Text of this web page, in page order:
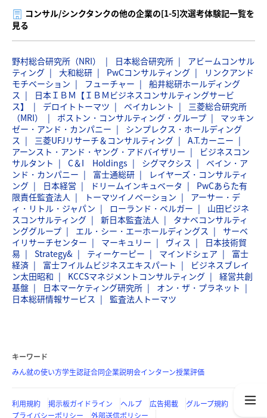
コンサル/シンクタンクの他の企業の[1-5]次選考体験記一覧を
見る
野村総合研究所（NRI） 日本総合研究所
アビームコンサル
ティング
大和総研 PwCコンサルティング
リンクアンド
モチベーション
フューチャー
船井総研ホールディング
ス
日本ＩＢＭ【ＩＢＭビジネスコンサルティングサービ
ス】
デロイトトーマツ ベイカレント
三菱総合研究所
（MRI）
ボストン・コンサルティング・グループ
マッキン
ゼー・アンド・カンパニー
シンプレクス・ホールディング
ス
三菱UFJリサーチ＆コンサルティング
A.T.カーニー
アーンスト・アンド・ヤング・アドバイザリー
ビジネスコン
サルタント
C＆I Holdings シグマクシス
ベイン・ア
ンド・カンパニー
富士通総研
レイヤーズ・コンサルティ
ング
日本経営 ドリームインキュベータ
PwCあらた有
限責任監査法人
トーマツイノベーション
アーサー・デ
ィ・リトル・ジャパン
ローランド・ベルガー
山田ビジネ
スコンサルティング
新日本監査法人
タナベコンサルティ
ンググループ
エル・シー・エーホールディングス
サーベ
イリサーチセンター
マーキュリー ヴィス
日本技術貿
易
Strategy& ティーケーピー マインドシェア
富士
経済
富士フイルムビジネスエキスパート
ビジネスブレイ
ン太田昭和
KCCSマネジメントコンサルティング
経営共創
基盤
日本マーケティング研究所
オン・ザ・プラネット
日本総研情報サービス
監査法人トーマツ
キーワード
みん就の使い方学生認証合同企業説明会インターン授業評価
利用規約 掲示板ガイドライン ヘルプ 広告掲載
グループ規約
プライバシーポリシー
外部送信ポリシー